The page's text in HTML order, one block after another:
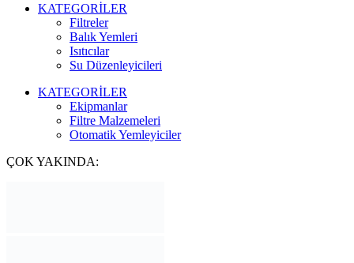
KATEGORİLER
Filtreler
Balık Yemleri
Isıtıcılar
Su Düzenleyicileri
KATEGORİLER
Ekipmanlar
Filtre Malzemeleri
Otomatik Yemleyiciler
ÇOK YAKINDA: